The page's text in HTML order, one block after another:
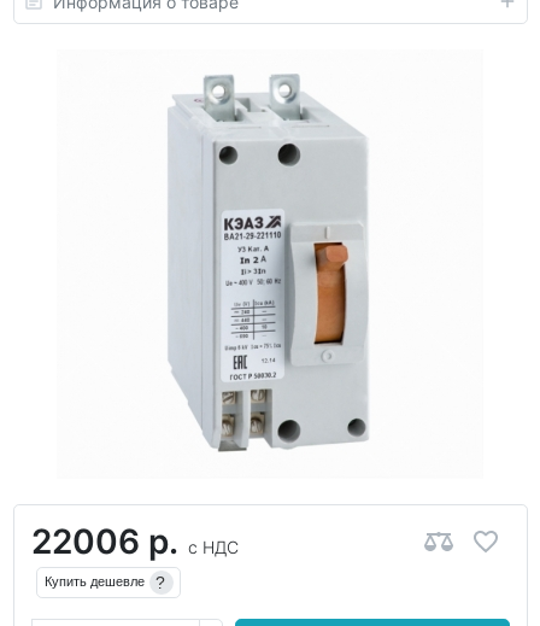
22006 р. с НДС
Купить дешевле ?